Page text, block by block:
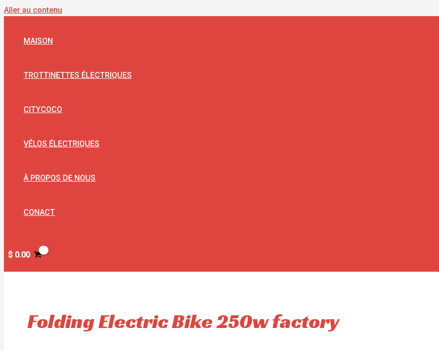
Aller au contenu
MAISON
TROTTINETTES ÉLECTRIQUES
CITYCOCO
VÉLOS ÉLECTRIQUES
À PROPOS DE NOUS
CONACT
$ 0.00
Folding Electric Bike 250w factory